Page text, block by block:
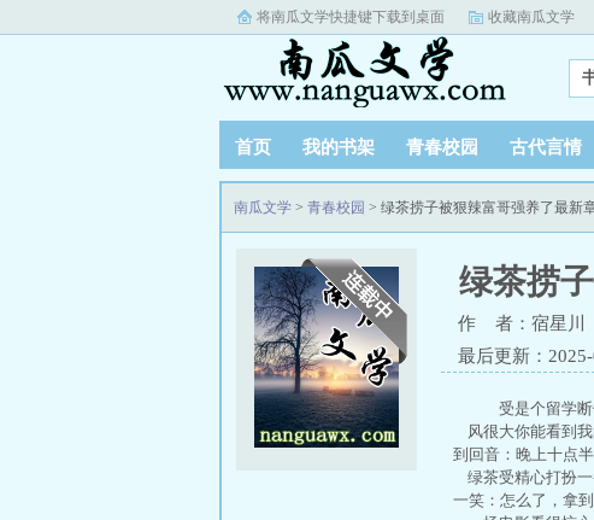
将南瓜文学快捷键下载到桌面 收藏南瓜文学
首页 我的书架 青春校园 古代言情
阅读记录
南瓜文学 > 青春校园 > 绿茶捞子被狠辣富哥强养了最新
绿茶捞
作 者：宿星川
最后更新：
受是个留学断
风很大你能看到我
到回音：晚上十点半
绿茶受精心打扮一
一笑：怎么了，拿